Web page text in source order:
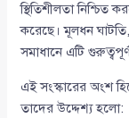
স্থিতিশীলতা নিশ্চিত
করেছে। মূলধন
সমাধানে এটি
এই সংস্কারের অংশ
তাদের উদ্দেশ্য হলো: